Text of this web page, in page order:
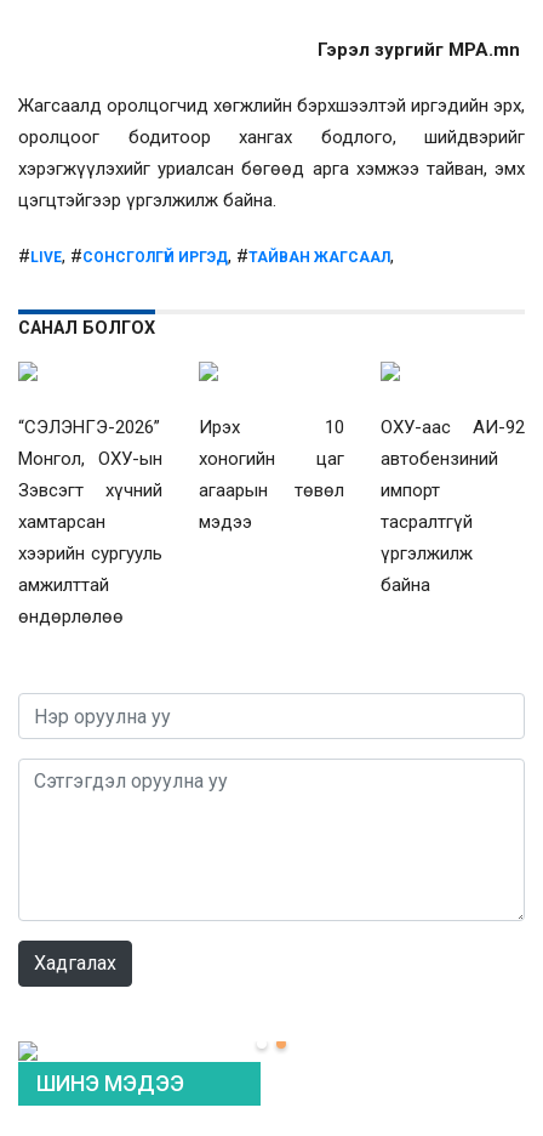
Гэрэл зургийг MPA.mn
Жагсаалд оролцогчид хөгжлийн бэрхшээлтэй иргэдийн эрх,
оролцоог бодитоор хангах бодлого, шийдвэрийг
хэрэгжүүлэхийг уриалсан бөгөөд арга хэмжээ тайван, эмх
цэгцтэйгээр үргэлжилж байна.
# LIVE, #СОНСГОЛГҮЙ ИРГЭД, #ТАЙВАН ЖАГСААЛ,
САНАЛ БОЛГОХ
“СЭЛЭНГЭ-2026”
Монгол, ОХУ-ын
Зэвсэгт хүчний
хамтарсан
хээрийн сургууль
амжилттай
өндөрлөлөө
Ирэх 10
хоногийн цаг
агаарын төвөл
мэдээ
ОХУ-аас АИ-92
автобензиний
импорт
тасралтгүй
үргэлжилж
байна
Хадгалах
ШИНЭ МЭДЭЭ